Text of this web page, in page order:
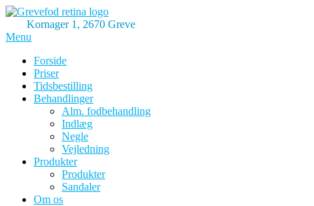
Skip
content
Kornager 1, 2670 Greve
GreveFod
Menu
Forside
Priser
Tidsbestilling
Behandlinger
Alm. fodbehandling
Indlæg
Negle
Vejledning
Produkter
Produkter
Sandaler
Om os